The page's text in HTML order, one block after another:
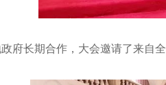
府长期合作，大会邀请了来自